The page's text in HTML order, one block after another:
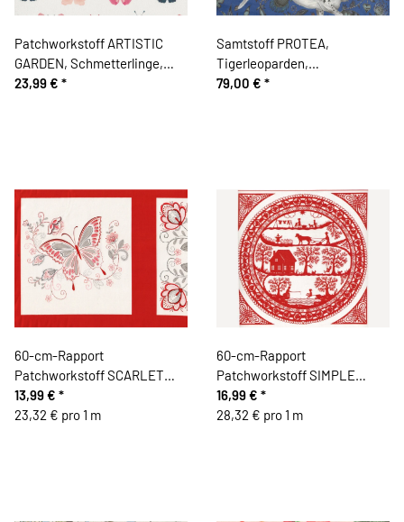
Patchworkstoff ARTISTIC
GARDEN, Schmetterlinge,
Dear Stella
23,99 € *
Samtstoff PROTEA,
Tigerleoparden,
ultramarinblau, Emma Shipley
79,00 € *
60-cm-Rapport
Patchworkstoff SCARLET
STITCHES, Blüten und
Schmetterlinge, Henry Glass
13,99 € *
23,32 € pro 1 m
60-cm-Rapport
Patchworkstoff SIMPLE
PLEASURES, Scherenschnitt,
rot, Northcott
16,99 € *
28,32 € pro 1 m